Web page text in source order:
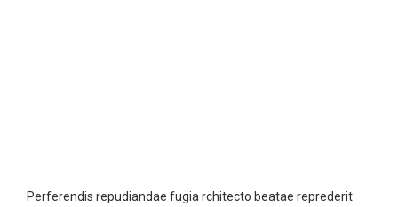
Perferendis repudiandae fugia rchitecto beatae reprederit